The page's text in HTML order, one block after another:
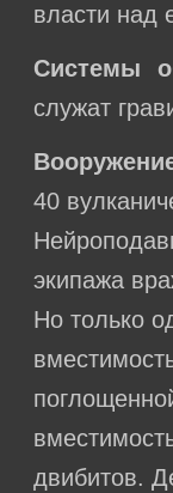
власти над
Системы
служат
40
экипажа
Но только
двибитов.